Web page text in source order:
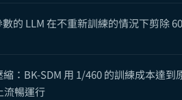
的 LLM 在不重新訓練的情況下剪除
縮：BK-SDM 用 1/460 的訓練成本達
流暢運行